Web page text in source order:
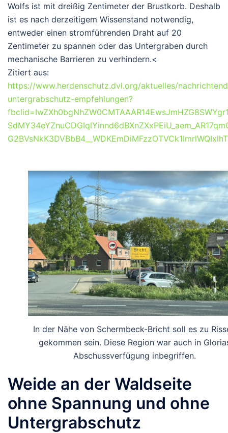
Wolfs ist mit dreißig Zentimeter der Brustkorb. Deshalb
ist es nach derzeitigem Wissenstand notwendig,
entweder einen stromführenden Draht auf 20
Zentimeter zu spannen oder das Untergraben durch
mechanische Barrieren zu verhindern.<
Zitiert aus:
https://www.herdenschutz.dvl.org/aktuelles/
untergrabschutz-empfehlungen?
In der Nähe von Schermbeck-Bricht soll es zu
gekommen sein. Diese Region war auch in
Abschussverfügung inbegriffen.
Weide an der Waldseite
ohne Spannung und ohne
Untergrabschutz